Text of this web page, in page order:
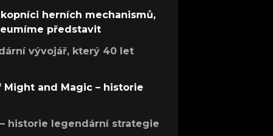
herních mechanismů,
představit
vývojář, který 40 let
Might and Magic – historie
historie legendární strategie